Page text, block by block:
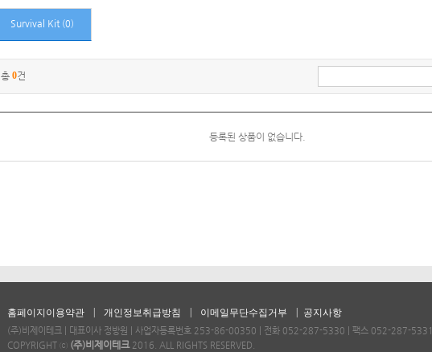
Survival Kit (0)
총 0건
등록된 상품이 없습니다.
홈페이지이용약관 개인정보취급방침 이메일무단수집거부 공지사항
(주)비제이테크 | 대표이사 정방원 | 사업자등록번호 253-86-00350 | 전화 052-287-5330 | 팩스 052-287-5331
COPYRIGHT ⓒ (주)비제이테크2016. ALL RIGHTS RESERVED.